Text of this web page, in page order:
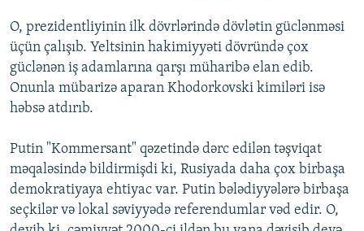
O, prezidentliyinin ilk dövrlərində dövlətin güclənməsi
üçün çalışıb. Yeltsinin hakimiyyəti dövründə çox
güclənən iş adamlarına qarşı müharibə elan edib.
Onunla mübarizə aparan Khodorkovski kimiləri isə
həbsə atdırıb.
Putin "Kommersant" qəzetində dərc edilən təşviqat
məqaləsində bildirmişdi ki, Rusiyada daha çox birbaşa
demokratiyaya ehtiyac var. Putin bələdiyyələrə birbaşa
seçkilər və lokal səviyyədə referendumlar vəd edir. O,